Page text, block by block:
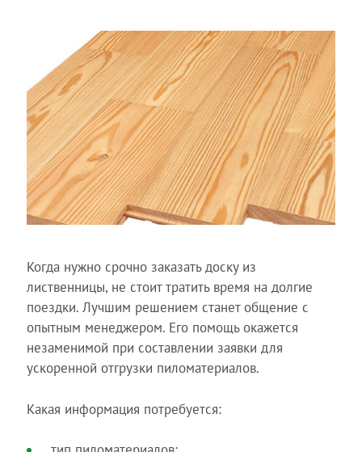
Когда нужно срочно заказать доску из
лиственницы, не стоит тратить время на долгие
поездки. Лучшим решением станет общение с
опытным менеджером. Его помощь окажется
незаменимой при составлении заявки для
ускоренной отгрузки пиломатериалов.
Какая информация потребуется: